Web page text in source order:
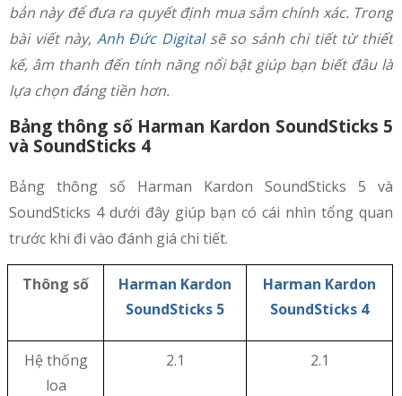
SoundSticks 4
3 Nên mua Harman Kardon SoundSticks 5 hay
SoundSticks 4
bản này để đưa ra quyết định mua sắm chính xác. Trong
bài viết này, Anh Đức Digitalsẽ so sánh chi tiết từ thiết
kế, âm thanh đến tính năng nổi bật giúp bạn biết đâu là
lựa chọn đáng tiền hơn.
Bảng thông số Harman Kardon SoundSticks 5
và SoundSticks 4
Bảng thông số Harman Kardon SoundSticks 5 và
SoundSticks 4 dưới đây giúp bạn có cái nhìn tổng quan
trước khi đi vào đánh giá chi tiết.
Thông số
Harman Kardon
SoundSticks 5
Harman Kardon
SoundSticks 4
Hệ thống
loa
2.1 2.1